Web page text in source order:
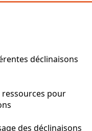
déclinaisons
pour
des déclinaisons